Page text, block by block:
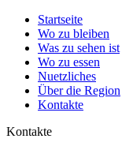
Startseite
Wo zu bleiben
Was zu sehen ist
Wo zu essen
Nuetzliches
Über die Region
Kontakte
Kontakte